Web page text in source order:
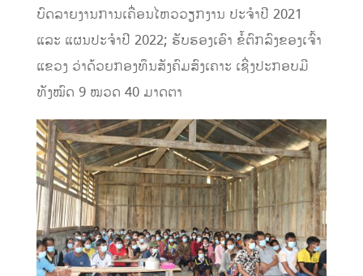
ບົດລາຍງານການເຄື່ອນໄຫວວຽກງານ ປະຈຳປີ 2021
ແລະ ແຜນປະຈຳປີ 2022; ຮັບຮອງເອົາ ຂໍ້ຕົກລົງຂອງເຈົ້າ
ແຂວງ ວ່າດ້ວຍກອງທຶນສັງຄົມສົງເຄາະ ເຊີ່ງປະກອບມີ
ທັງໝົດ 9 ໝວດ 40 ມາດຕາ